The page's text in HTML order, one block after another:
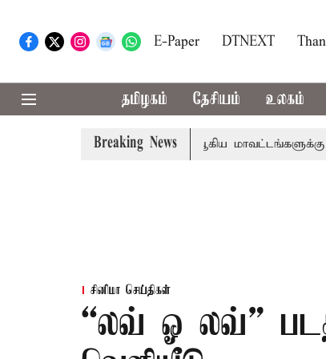
E-Paper DTNEXT
தமிழகம் தேசியம் உலகம்
Breaking News
கோவை, தேனி,நீலகிரி ஆகிய மாவட்டங்களுக்கு கன மழை
சினிமா செய்திகள்
“லவ் ஓ லவ்”